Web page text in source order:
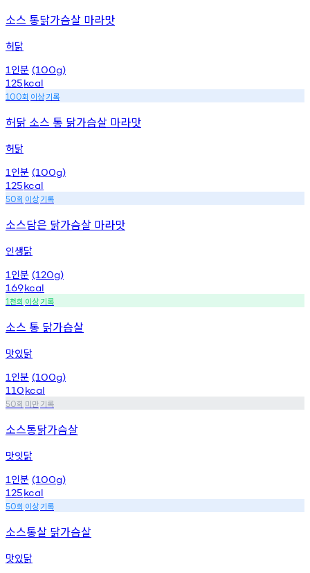
소스 통닭가슴살 마라맛
허닭
1 인분 (100g)
125kcal
100회 이상기록
허닭 소스 통 닭가슴살 마라맛
허닭
1 인분 (100g)
125kcal
50회 이상기록
소스담은 닭가슴살 마라맛
인생닭
1 인분 (120g)
169kcal
1천회 이상기록
소스 통 닭가슴살
맛있닭
1 인분 (100g)
110kcal
50회 미만기록
소스통닭가슴살
맛잇닭
1 인분 (100g)
125kcal
50회 이상기록
소스통살 닭가슴살
맛있닭